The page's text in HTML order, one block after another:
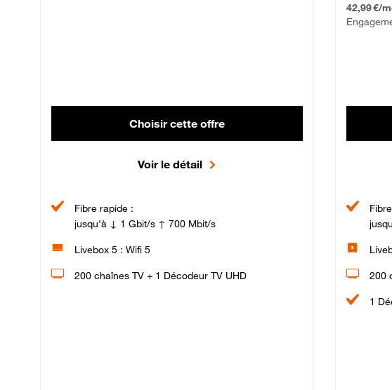
Choisir cette offre
Voir le détail
Fibre rapide :
jusqu'à ↓ 1 Gbit/s ↑ 700 Mbit/s
Livebox 5 : Wifi 5
200 chaînes TV + 1 Décodeur TV UHD
42,99 €/
200
1